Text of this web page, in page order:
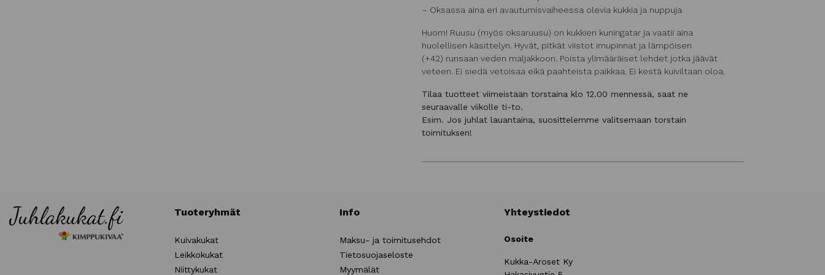
– Oksassa aina eri avautumisvaiheessa olevia kukkia ja nuppuja
Huom! Ruusu (myös oksaruusu) on kukkien kuningatar ja vaatii aina
huolellisen käsittelyn. Hyvät, pitkät viistot imupinnat ja lämpöisen
(+42) runsaan veden maljakkoon. Poista ylimääräiset lehdet jotka jäävät
veteen. Ei siedä vetoisaa eikä paahteista paikkaa. Ei kestä kuiviltaan oloa.
Tilaa tuotteet viimeistään torstaina klo 12.00 mennessä, saat ne
seuraavalle viikolle ti-to.
Esim. Jos juhlat lauantaina, suosittelemme valitsemaan torstain
toimituksen!
Tuoteryhmät
Kuivakukat
Leikkokukat
Niittykukat
Info
Maksu- ja toimitusehdot
Tietosuojaseloste
Myymälät
Yhteystiedot
Osoite
Kukka-Aroset Ky